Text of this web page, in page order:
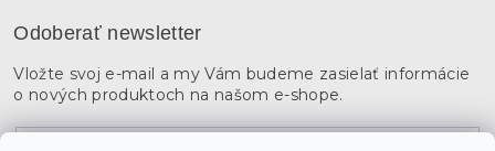
Odoberať newsletter
Vložte svoj e-mail a my Vám budeme zasielať informácie
o nových produktoch na našom e-shope.